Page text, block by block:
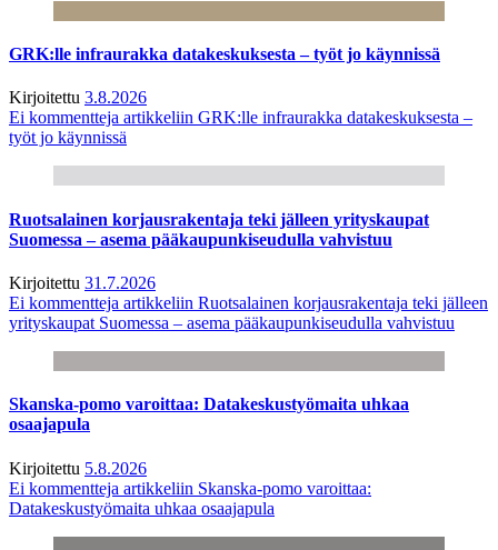
GRK:lle infraurakka datakeskuksesta – työt jo käynnissä
Kirjoitettu 3.8.2026
Ei kommentteja artikkeliin GRK:lle infraurakka datakeskuksesta –
työt jo käynnissä
Ruotsalainen korjausrakentaja teki jälleen yrityskaupat
Suomessa – asema pääkaupunkiseudulla vahvistuu
Kirjoitettu 31.7.2026
Ei kommentteja artikkeliin Ruotsalainen korjausrakentaja teki jälleen
yrityskaupat Suomessa – asema pääkaupunkiseudulla vahvistuu
Skanska-pomo varoittaa: Datakeskustyömaita uhkaa
osaajapula
Kirjoitettu 5.8.2026
Ei kommentteja artikkeliin Skanska-pomo varoittaa:
Datakeskustyömaita uhkaa osaajapula